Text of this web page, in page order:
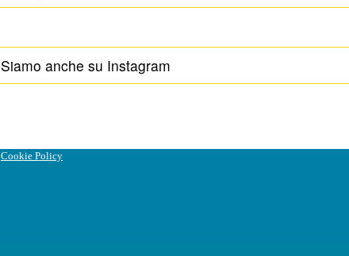
Siamo anche su Instagram
Cookie Policy